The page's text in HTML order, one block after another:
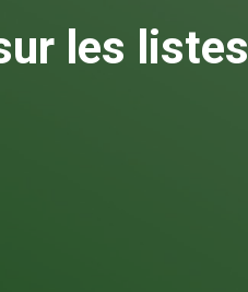
les listes